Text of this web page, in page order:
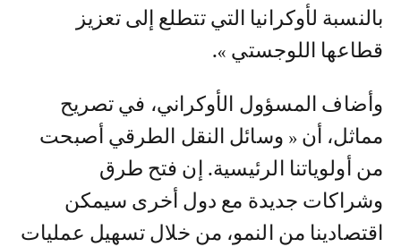
بالنسبة لأوكرانيا التي تتطلع إلى تعزيز
قطاعها اللوجستي ».
وأضاف المسؤول الأوكراني، في تصريح
مماثل، أن « وسائل النقل الطرقي أصبحت
من أولوياتنا الرئيسية. إن فتح طرق
وشراكات جديدة مع دول أخرى سيمكن
اقتصادينا من النمو، من خلال تسهيل عمليات